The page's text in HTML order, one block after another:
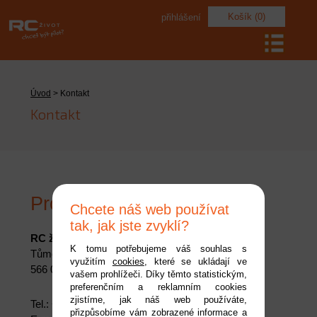
Košík (0)
přihlášení
Úvod > Kontakt
Kontakt
Prodejna
RC život
Tůmova 256
566 01 Vysoké Mýto
Tel.: +420 774 267 806
Chcete náš web používat
tak, jak jste zvyklí?
K tomu potřebujeme váš souhlas s
využitím cookies , které se ukládají ve
vašem prohlížeči. Díky těmto statistickým,
preferenčním a reklamním cookies
zjistíme, jak náš web používáte,
přizpůsobíme vám zobrazené informace a